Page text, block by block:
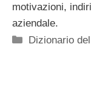
motivazioni,
aziendale.
Categorie
Dizionario